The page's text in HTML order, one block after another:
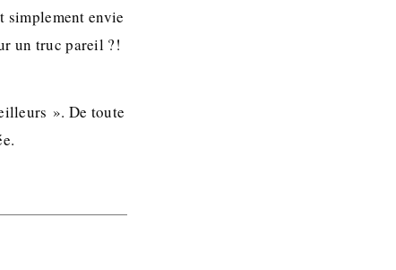
simplement envie
un truc pareil ?!
». De toute